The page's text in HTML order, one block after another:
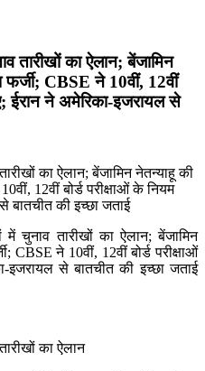
तारीखों का ऐलान; बेंजामिन
फर्जी; CBSE ने 10वीं, 12वीं
ईरान ने अमेरिका-इजरायल से
चुनाव तारीखों का ऐलान; बेंजामिन
CBSE ने 10वीं, 12वीं बोर्ड परीक्षाओं
से बातचीत की इच्छा जताई
का ऐलान